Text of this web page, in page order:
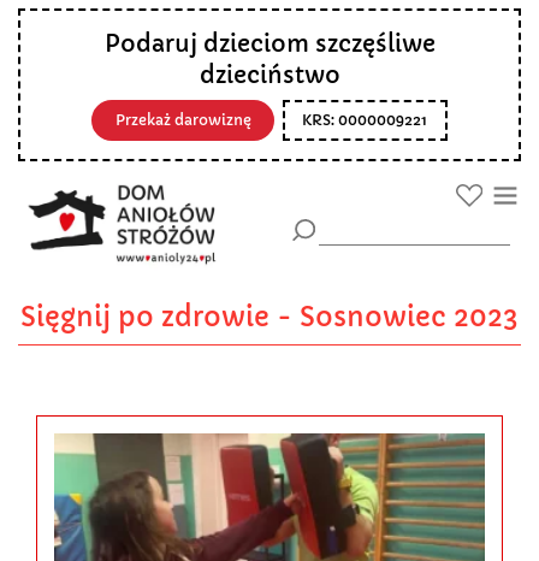
Podaruj dzieciom szczęśliwe
dzieciństwo
Przekaż darowiznę KRS: 0000009221
Sięgnij po zdrowie - Sosnowiec 2023